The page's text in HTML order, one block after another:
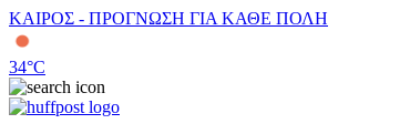
ΚΑΙΡΟΣ - ΠΡΟΓΝΩΣΗ ΓΙΑ ΚΑΘΕ ΠΟΛΗ
34°C